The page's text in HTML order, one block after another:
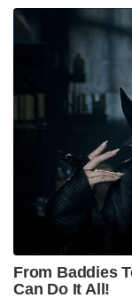
From Baddies
Can Do It All!